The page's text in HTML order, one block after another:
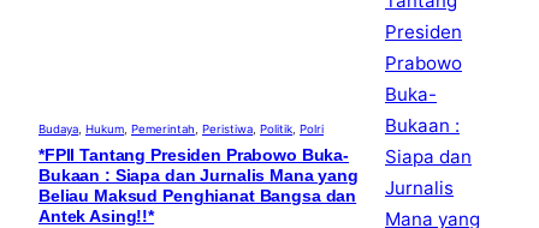
Budaya, Hukum, Pemerintah, Peristiwa, Politik, Polri
*FPII Tantang Presiden Prabowo Buka-
Bukaan : Siapa dan Jurnalis Mana yang
Beliau Maksud Penghianat Bangsa dan
Antek Asing!!*